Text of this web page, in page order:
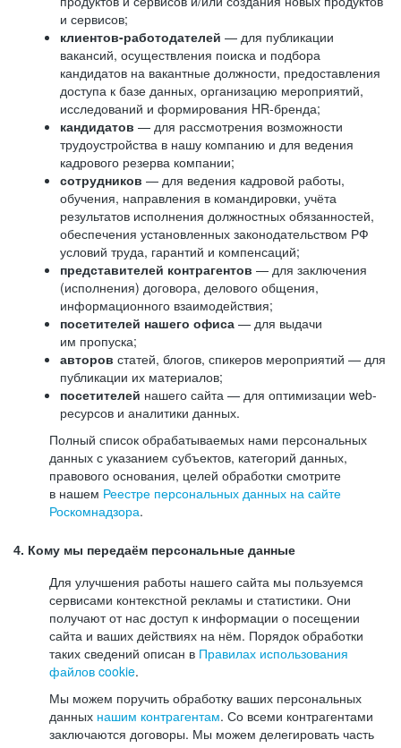
и сервисов;
клиентов-работодателей — для публикации
вакансий, осуществления поиска и подбора
кандидатов на вакантные должности, предоставления
доступа к базе данных, организацию мероприятий,
исследований и формирования HR-бренда;
кандидатов — для рассмотрения возможности
трудоустройства в нашу компанию и для ведения
кадрового резерва компании;
сотрудников — для ведения кадровой работы,
обучения, направления в командировки, учёта
результатов исполнения должностных обязанностей,
обеспечения установленных законодательством РФ
условий труда, гарантий и компенсаций;
представителей контрагентов — для заключения
(исполнения) договора, делового общения,
информационного взаимодействия;
посетителей нашего офиса — для выдачи
им пропуска;
авторов статей, блогов, спикеров мероприятий — для
публикации их материалов;
посетителей нашего сайта — для оптимизации web-
ресурсов и аналитики данных.
Полный список обрабатываемых нами персональных
данных с указанием субъектов, категорий данных,
правового основания, целей обработки смотрите
в нашем Реестре персональных данных на сайте
Роскомнадзора.
4. Кому мы передаём персональные данные
Для улучшения работы нашего сайта мы пользуемся
сервисами контекстной рекламы и статистики. Они
получают от нас доступ к информации о посещении
сайта и ваших действиях на нём. Порядок обработки
таких сведений описан в Правилах использования
файлов cookie.
Мы можем поручить обработку ваших персональных
данных нашим контрагентам. Со всеми контрагентами
заключаются договоры. Мы можем делегировать часть